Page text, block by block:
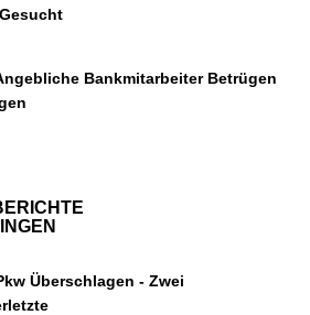
Bankmitarbeiter Betrügen
Überschlagen - Zwei